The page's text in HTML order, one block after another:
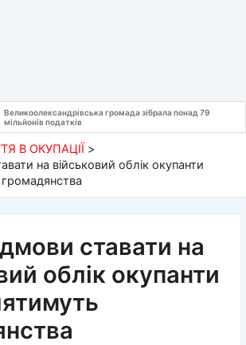
Великоолександрівська громада зібрала понад 79
мільйонів податків
В ОКУПАЦІЇ
на військовий облік окупанти
ставати на
облік окупанти